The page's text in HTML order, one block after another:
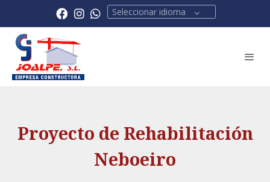
Seleccionar idioma
Proyecto de Rehabilitación
Neboeiro